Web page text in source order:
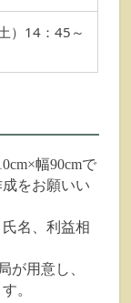
）14：45～
幅90cmで
をお願いい
名、利益相
が用意し、
。